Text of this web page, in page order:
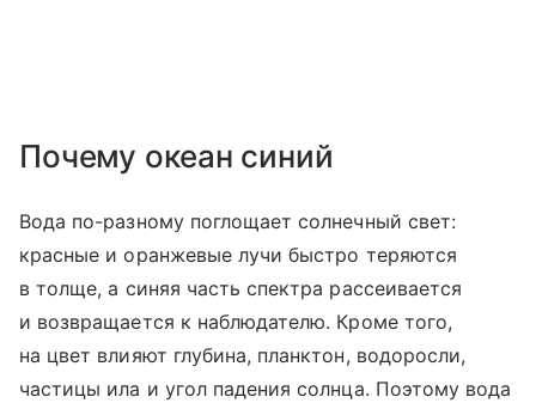
Почему океан синий
Вода по-разному поглощает солнечный свет:
красные и оранжевые лучи быстро теряются
в толще, а синяя часть спектра рассеивается
и возвращается к наблюдателю. Кроме того,
на цвет влияют глубина, планктон, водоросли,
частицы ила и угол падения солнца. Поэтому вода